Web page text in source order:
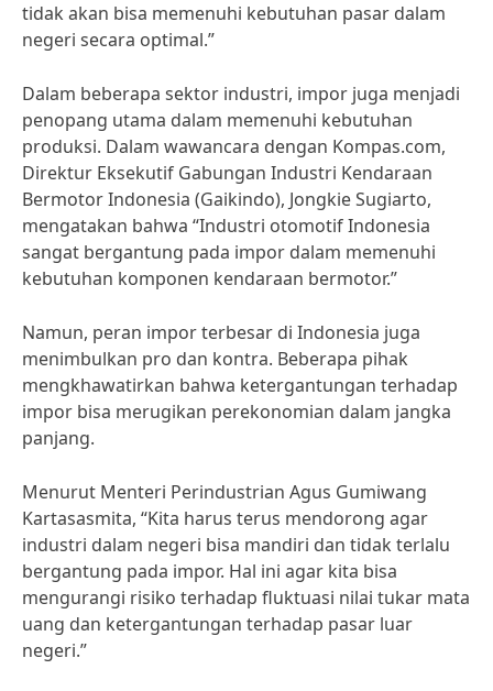
tidak akan bisa memenuhi kebutuhan pasar dalam
negeri secara optimal.”
Dalam beberapa sektor industri, impor juga menjadi
penopang utama dalam memenuhi kebutuhan
produksi. Dalam wawancara dengan Kompas.com,
Direktur Eksekutif Gabungan Industri Kendaraan
Bermotor Indonesia (Gaikindo), Jongkie Sugiarto,
mengatakan bahwa “Industri otomotif Indonesia
sangat bergantung pada impor dalam memenuhi
kebutuhan komponen kendaraan bermotor.”
Namun, peran impor terbesar di Indonesia juga
menimbulkan pro dan kontra. Beberapa pihak
mengkhawatirkan bahwa ketergantungan terhadap
impor bisa merugikan perekonomian dalam jangka
panjang.
Menurut Menteri Perindustrian Agus Gumiwang
Kartasasmita, “Kita harus terus mendorong agar
industri dalam negeri bisa mandiri dan tidak terlalu
bergantung pada impor. Hal ini agar kita bisa
mengurangi risiko terhadap fluktuasi nilai tukar mata
uang dan ketergantungan terhadap pasar luar
negeri.”